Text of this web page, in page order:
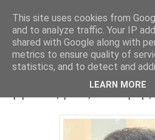
Parakato.gr
Ήττα ή ανακωχή; -
εμμονές μίας Δύναμης
This site uses cookies from
and to analyze traffic. Your IP
shared with Google along with
metrics to ensure quality of
statistics, and to detect and
LEARN MORE